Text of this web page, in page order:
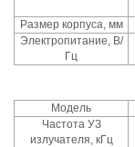
Размер корпуса, мм
Электропитание, В/
Гц
Модель
Частота УЗ
излучателя, кГц